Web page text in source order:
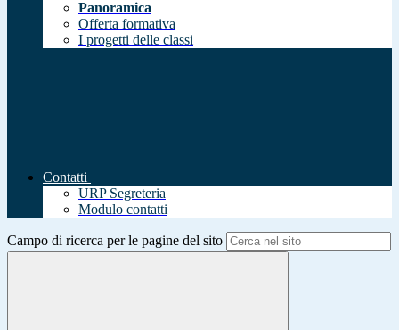
Panoramica
Offerta formativa
I progetti delle classi
Contatti
URP Segreteria
Modulo contatti
Campo di ricerca per le pagine del sito